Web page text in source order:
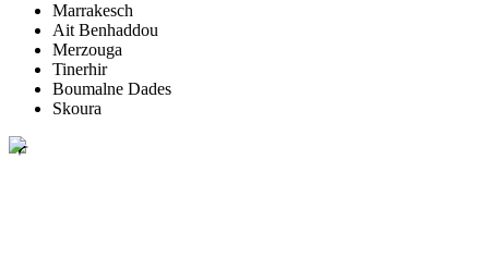
Marrakesch
Ait Benhaddou
Merzouga
Tinerhir
Boumalne Dades
Skoura